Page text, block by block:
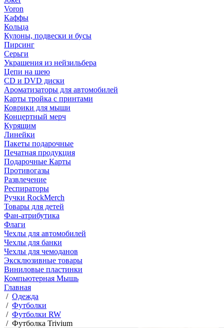
Voron
Каффы
Кольца
Кулоны, подвески и бусы
Пирсинг
Серьги
Украшения из нейзильбера
Цепи на шею
CD и DVD диски
Ароматизаторы для автомобилей
Карты тройка с принтами
Коврики для мыши
Концертный мерч
Курящим
Линейки
Пакеты подарочные
Печатная продукция
Подарочные Карты
Противогазы
Развлечение
Респираторы
Ручки RockMerch
Товары для детей
Фан-атрибутика
Флаги
Чехлы для автомобилей
Чехлы для банки
Чехлы для чемоданов
Эксклюзивные товары
Виниловые пластинки
Компьютерная Мышь
Главная
/ Одежда
/ Футболки
/ Футболки RW
/ Футболка Trivium